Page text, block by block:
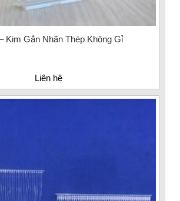
Kim Gắn Nhãn Thép Không Gỉ